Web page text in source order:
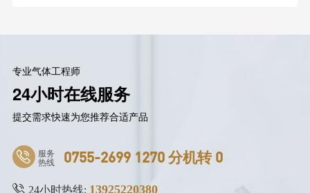
专业气体工程师
24小时在线服务
提交需求快速为您推荐合适产品
服务
热线 0755-2699 1270 分机转 0
24小时热线: 13925220380